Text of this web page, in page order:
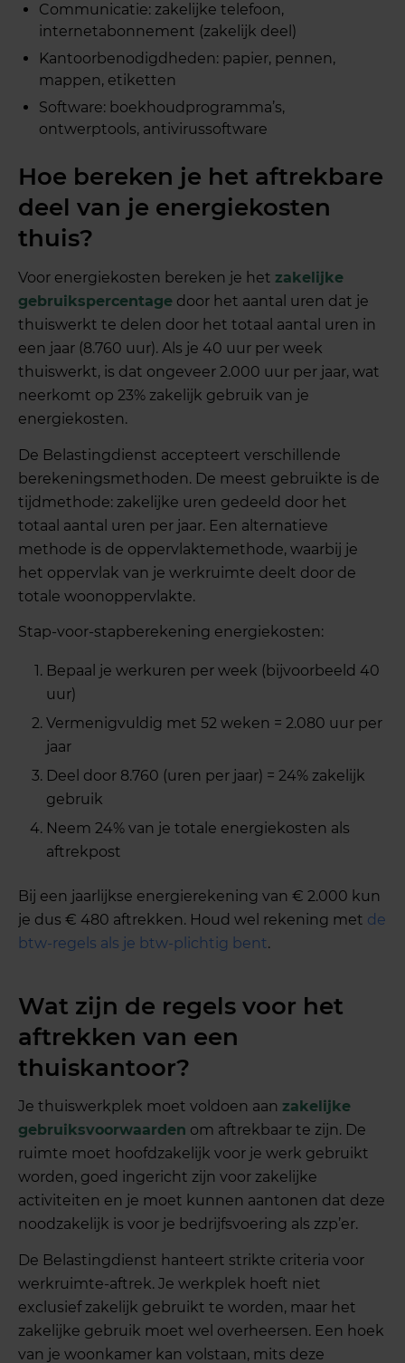
Communicatie: zakelijke telefoon,
internetabonnement (zakelijk deel)
Kantoorbenodigdheden: papier, pennen,
mappen, etiketten
Software: boekhoudprogramma’s,
ontwerptools, antivirussoftware
Hoe bereken je het aftrekbare
deel van je energiekosten
thuis?
Voor energiekosten bereken je hetzakelijke
gebruikspercentage door het aantal uren dat je
thuiswerkt te delen door het totaal aantal uren in
een jaar (8.760 uur). Als je 40 uur per week
thuiswerkt, is dat ongeveer 2.000 uur per jaar, wat
neerkomt op 23% zakelijk gebruik van je
energiekosten.
De Belastingdienst accepteert verschillende
berekeningsmethoden. De meest gebruikte is de
tijdmethode: zakelijke uren gedeeld door het
totaal aantal uren per jaar. Een alternatieve
methode is de oppervlaktemethode, waarbij je
het oppervlak van je werkruimte deelt door de
totale woonoppervlakte.
Stap-voor-stapberekening energiekosten:
Bepaal je werkuren per week (bijvoorbeeld 40
uur)
Vermenigvuldig met 52 weken = 2.080 uur per
jaar
Deel door 8.760 (uren per jaar) = 24% zakelijk
gebruik
Neem 24% van je totale energiekosten als
aftrekpost
Bij een jaarlijkse energierekening van € 2.000 kun
je dus € 480 aftrekken. Houd wel rekening met de
btw-regels als je btw-plichtig bent.
Wat zijn de regels voor het
aftrekken van een
thuiskantoor?
Je thuiswerkplek moet voldoen aanzakelijke
gebruiksvoorwaarden om aftrekbaar te zijn. De
ruimte moet hoofdzakelijk voor je werk gebruikt
worden, goed ingericht zijn voor zakelijke
activiteiten en je moet kunnen aantonen dat deze
noodzakelijk is voor je bedrijfsvoering als zzp’er.
De Belastingdienst hanteert strikte criteria voor
werkruimte-aftrek. Je werkplek hoeft niet
exclusief zakelijk gebruikt te worden, maar het
zakelijke gebruik moet wel overheersen. Een hoek
van je woonkamer kan volstaan, mits deze